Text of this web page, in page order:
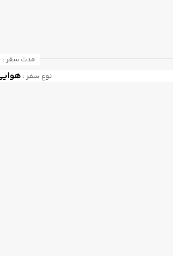
مدت سفر :
نوع سفر :